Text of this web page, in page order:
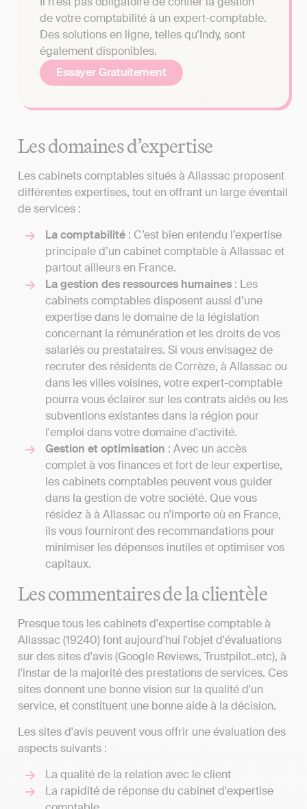
de votre comptabilité à un expert-comptable.
Des solutions en ligne, telles qu'Indy, sont
également disponibles.
Essayer Gratuitement
Les domaines d’expertise
Les cabinets comptables situés à Allassac proposent
différentes expertises, tout en offrant un large éventail
de services :
La comptabilité : C’est bien entendu l’expertise
principale d’un cabinet comptable à Allassac et
partout ailleurs en France.
La gestion des ressources humaines : Les
cabinets comptables disposent aussi d’une
expertise dans le domaine de la législation
concernant la rémunération et les droits de vos
salariés ou prestataires. Si vous envisagez de
recruter des résidents de Corrèze, à Allassac ou
dans les villes voisines, votre expert-comptable
pourra vous éclairer sur les contrats aidés ou les
subventions existantes dans la région pour
l'emploi dans votre domaine d'activité.
Gestion et optimisation : Avec un accès
complet à vos finances et fort de leur expertise,
les cabinets comptables peuvent vous guider
dans la gestion de votre société. Que vous
résidez à à Allassac ou n'importe où en France,
ils vous fourniront des recommandations pour
minimiser les dépenses inutiles et optimiser vos
capitaux.
Les commentaires de la clientèle
Presque tous les cabinets d'expertise comptable à
Allassac (19240) font aujourd'hui l'objet d'évaluations
sur des sites d'avis (Google Reviews, Trustpilot..etc), à
l'instar de la majorité des prestations de services. Ces
sites donnent une bonne vision sur la qualité d'un
service, et constituent une bonne aide à la décision.
Les sites d'avis peuvent vous offrir une évaluation des
aspects suivants :
La qualité de la relation avec le client
La rapidité de réponse du cabinet d'expertise